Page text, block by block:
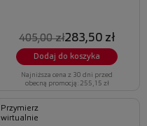
405,00 zł283,50 zł
Dodaj do koszyka
Najniższa cena z 30 dni przed
obecną promocją: 255,15 zł
Przymierz
wirtualnie